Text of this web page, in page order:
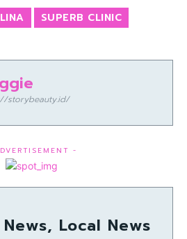
SUPERB CLINIC
storybeauty.id/
-
Local News